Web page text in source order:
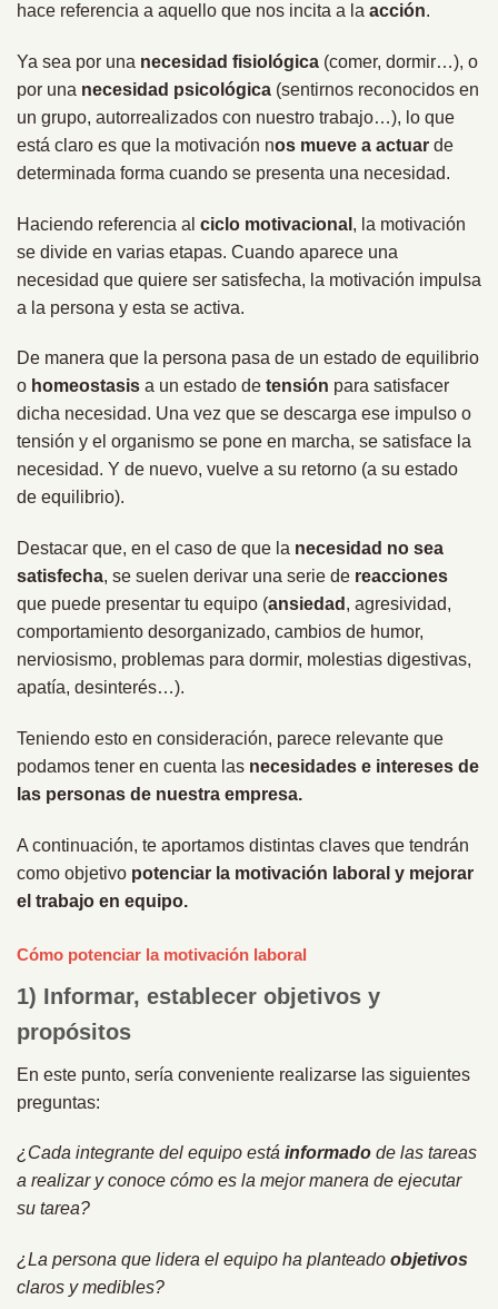
hace referencia a aquello que nos incita a la acción.
Ya sea por una necesidad fisiológica (comer, dormir…), o
por una necesidad psicológica (sentirnos reconocidos en
un grupo, autorrealizados con nuestro trabajo…), lo que
está claro es que la motivación nos mueve a actuar de
determinada forma cuando se presenta una necesidad.
Haciendo referencia al ciclo motivacional , la motivación
se divide en varias etapas. Cuando aparece una
necesidad que quiere ser satisfecha, la motivación impulsa
a la persona y esta se activa.
De manera que la persona pasa de un estado de equilibrio
o homeostasis a un estado de tensión para satisfacer
dicha necesidad. Una vez que se descarga ese impulso o
tensión y el organismo se pone en marcha, se satisface la
necesidad. Y de nuevo, vuelve a su retorno (a su estado
de equilibrio).
Destacar que, en el caso de que la necesidad no sea
satisfecha, se suelen derivar una serie de reacciones
que puede presentar tu equipo (ansiedad , agresividad,
comportamiento desorganizado, cambios de humor,
nerviosismo, problemas para dormir, molestias digestivas,
apatía, desinterés…).
Teniendo esto en consideración, parece relevante que
podamos tener en cuenta las necesidades e intereses de
las personas de nuestra empresa.
A continuación, te aportamos distintas claves que tendrán
como objetivo potenciar la motivación laboral y mejorar
el trabajo en equipo.
Cómo potenciar la motivación laboral
1) Informar, establecer objetivos y
propósitos
En este punto, sería conveniente realizarse las siguientes
preguntas:
¿Cada integrante del equipo está informado de las tareas
a realizar y conoce cómo es la mejor manera de ejecutar
su tarea?
¿La persona que lidera el equipo ha planteado objetivos
claros y medibles?